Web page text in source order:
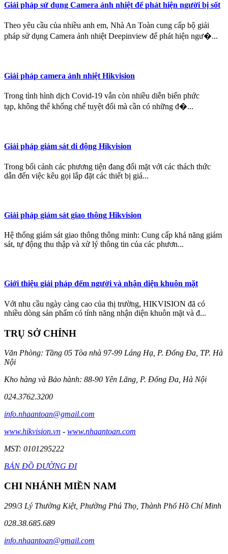
Giải pháp sử dụng Camera ảnh nhiệt để phát hiện người bị sốt
Theo yêu cầu của nhiều anh em, Nhà An Toàn cung cấp bộ giải
pháp sử dụng Camera ảnh nhiệt Deepinview để phát hiện ngư�...
Giải pháp camera ảnh nhiệt Hikvision
Trong tình hình dịch Covid-19 vẫn còn nhiều diễn biến phức
tạp, không thể khống chế tuyệt đối mà cần có những đ�...
Giải pháp giám sát di động Hikvision
Trong bối cảnh các phương tiện đang đối mặt với các thách thức
dẫn đến việc kêu gọi lắp đặt các thiết bị giá...
Giải pháp giám sát giao thông Hikvision
Hệ thống giám sát giao thông thông minh: Cung cấp khả năng giám
sát, tự động thu thập và xử lý thông tin của các phươn...
Giới thiệu giải pháp đếm người và nhận diện khuôn mặt
Với nhu cầu ngày càng cao của thị trường, HIKVISION đã có
nhiều dòng sản phẩm có tính năng nhận diện khuôn mặt và đ...
TRỤ SỞ CHÍNH
Văn Phòng: Tầng 05 Tòa nhà 97-99 Láng Hạ, P. Đống Đa, TP. Hà
Nội
Kho hàng và Bảo hành: 88-90 Yên Lãng, P. Đống Đa, Hà Nội
024.3762.3200
info.nhaantoan@gmail.com
www.hikvision.vn - www.nhaantoan.com
MST: 0101295222
BẢN ĐỒ ĐƯỜNG ĐI
CHI NHÁNH MIỀN NAM
299/3 Lý Thường Kiệt, Phường Phú Thọ, Thành Phố Hồ Chí Minh
028.38.685.689
info.nhaantoan@gmail.com